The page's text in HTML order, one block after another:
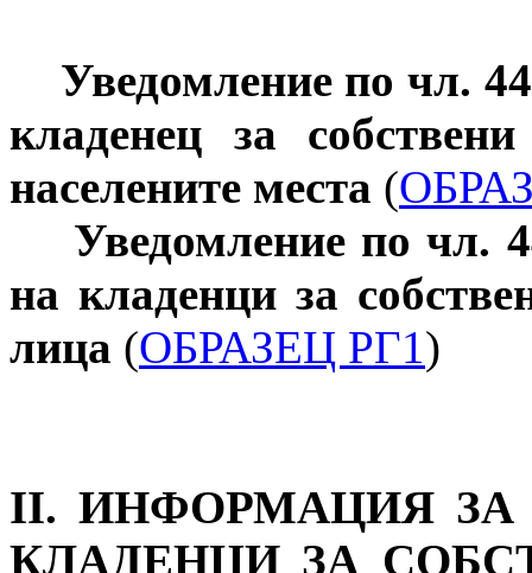
Уведомление по чл.
кладенец за
населените места (
Уведомление по чл.
на кладенци за
лица (ОБРАЗЕЦ РГ1)
ІІ. ИНФОРМАЦИЯ
КЛАДЕНЦИ ЗА